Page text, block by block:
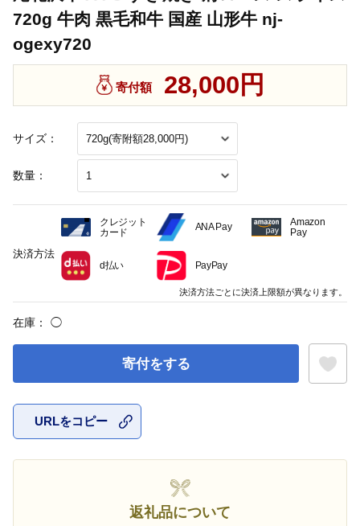
720g 牛肉 黒毛和牛 国産 山形牛 nj-
ogexy720
サイズ：
数量：
寄付額 28,000円
在庫： ◯
寄付をする
URLをコピー
返礼品について
決済方法
クレジット
カード
ANA Pay
Amazon
Pay
d払い PayPay
決済方法ごとに決済上限額が異なります。